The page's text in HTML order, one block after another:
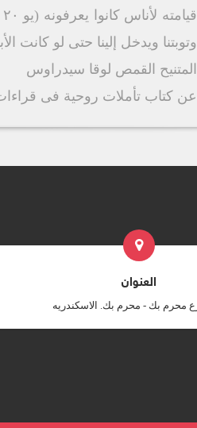
وتوبتنا ويدخل إلينا حتى لو كانت
المتنيح القمص لوقا سيدراوس
عن كتاب تأملات روحية فى قراءات
العنوان